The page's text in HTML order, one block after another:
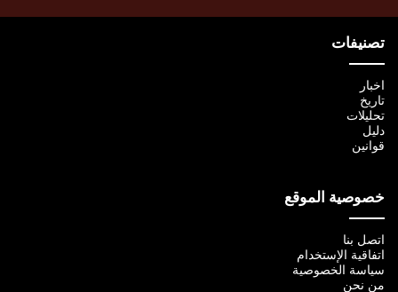
تصنيفات
اخبار
تاريخ
تحليلات
دليل
قوانين
خصوصية الموقع
اتصل بنا
اتفاقية الإستخدام
سياسة الخصوصية
من نحن